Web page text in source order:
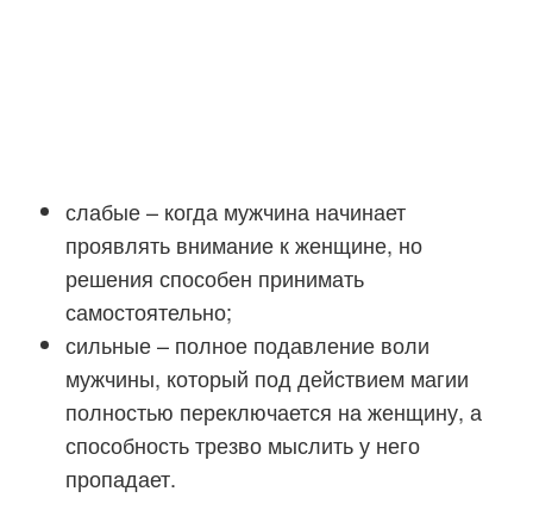
слабые – когда мужчина начинает
проявлять внимание к женщине, но
решения способен принимать
самостоятельно;
сильные – полное подавление воли
мужчины, который под действием магии
полностью переключается на женщину, а
способность трезво мыслить у него
пропадает.